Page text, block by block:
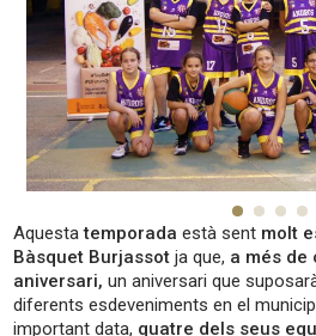
Aquestatemporada està sent molt
Bàsquet Burjassot ja que, a més de
aniversari, un aniversari que
diferents esdeveniments en el
important data, quatre dels seus